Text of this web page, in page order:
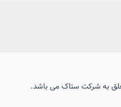
به شرکت ستاک می باشد.